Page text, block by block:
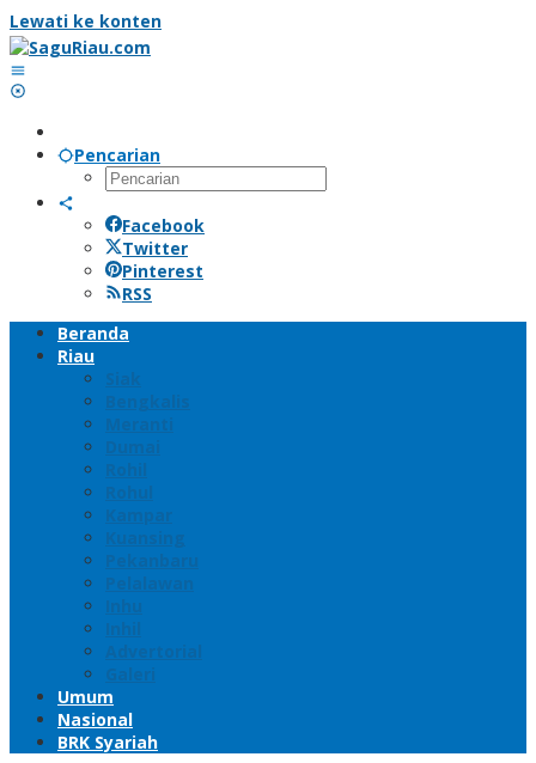
Lewati ke konten
Pencarian
Facebook
Twitter
Pinterest
RSS
Beranda
Riau
Siak
Bengkalis
Meranti
Dumai
Rohil
Rohul
Kampar
Kuansing
Pekanbaru
Pelalawan
Inhu
Inhil
Advertorial
Galeri
Umum
Nasional
BRK Syariah